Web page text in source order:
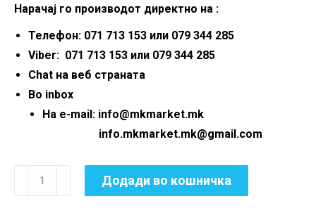
Нарачај го производот директно на :
Телефон: 071 713 153 или 079 344 285
Viber: 071 713 153 или 079 344 285
Chat на веб страната
Во inbox
На e-mail: info@mkmarket.mk
info.mkmarket.mk@gmail.com
Мини
скала
Додади во кошничка